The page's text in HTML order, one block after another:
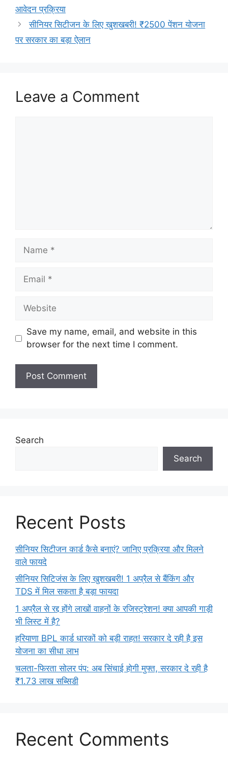
आवेदन प्रक्रिया
सीनियर सिटीजन के लिए खुशखबरी! ₹2500 पेंशन योजना
पर सरकार का बड़ा ऐलान
Leave a Comment
Name
Email
Website
Save my name, email, and website in this
browser for the next time I comment.
Search
Search
Recent Posts
सीनियर सिटीजन कार्ड कैसे बनाएं? जानिए प्रक्रिया और मिलने
वाले फायदे
सीनियर सिटिजंस के लिए खुशखबरी! 1 अप्रैल से बैंकिंग और
TDS में मिल सकता है बड़ा फायदा
1 अप्रैल से रद्द होंगे लाखों वाहनों के रजिस्ट्रेशन! क्या आपकी गाड़ी
भी लिस्ट में है?
हरियाणा BPL कार्ड धारकों को बड़ी राहत! सरकार दे रही है इस
योजना का सीधा लाभ
चलता-फिरता सोलर पंप: अब सिंचाई होगी मुफ्त, सरकार दे रही है
₹1.73 लाख सब्सिडी
Recent Comments